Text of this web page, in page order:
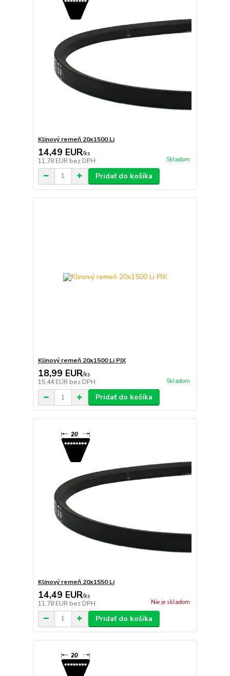
Klinový remeň 20x1500 Li
14,49 EUR/ks
11,78 EUR bez DPH Skladom
Pridať do košíka
Klinový remeň 20x1500 Li PIX
18,99 EUR/ks
15,44 EUR bez DPH Skladom
Pridať do košíka
Klinový remeň 20x1550 Li
14,49 EUR/ks
11,78 EUR bez DPH Nie je skladom
Pridať do košíka